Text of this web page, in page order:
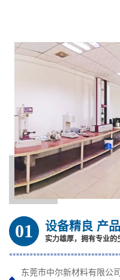
01 设备精良 产
实力雄厚，拥有专业的
东莞市中尔新材料有限公